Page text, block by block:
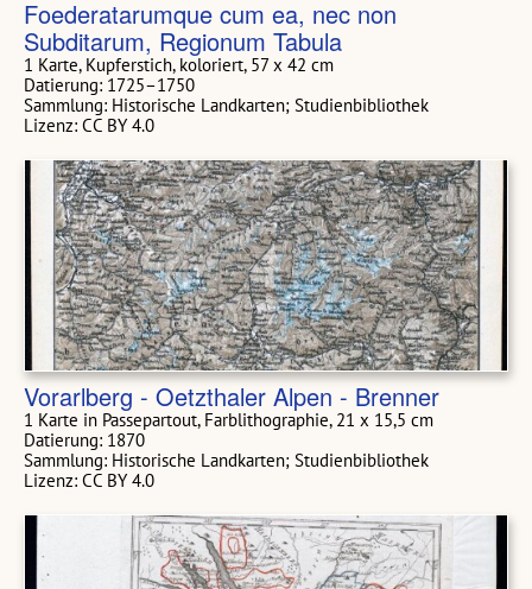
Foederatarumque cum ea, nec non
Subditarum, Regionum Tabula
1 Karte, Kupferstich, koloriert, 57 x 42 cm
Datierung: 1725–1750
Sammlung: Historische Landkarten; Studienbibliothek
Lizenz: CC BY 4.0
Vorarlberg - Oetzthaler Alpen - Brenner
1 Karte in Passepartout, Farblithographie, 21 x 15,5 cm
Datierung: 1870
Sammlung: Historische Landkarten; Studienbibliothek
Lizenz: CC BY 4.0